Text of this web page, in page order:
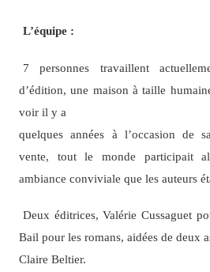
L’équipe :
7 personnes travaillent
d’édition, une maison à taille
voir il y a
quelques années à l’occasion de
vente, tout le monde participait
ambiance conviviale que les auteurs
Deux éditrices, Valérie Cussaguet
Bail pour les romans, aidées de deux
Claire Beltier.